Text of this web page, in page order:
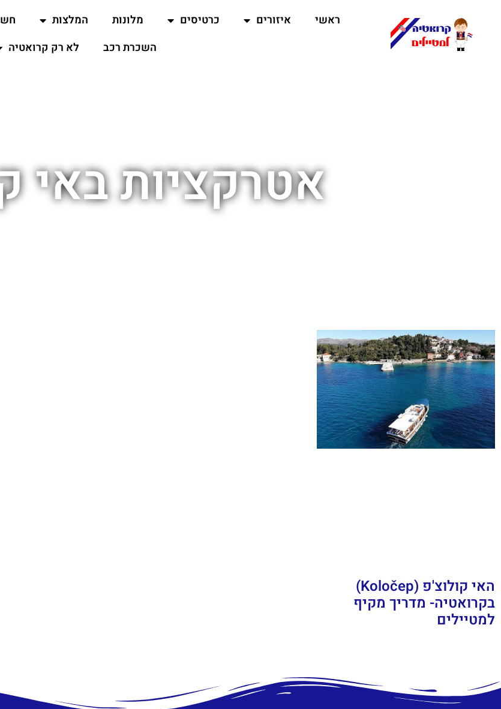
ראשי איזורים כרטיסים מלונות המלצות
השכרת רכב
לא רק קרואטיה
אטרקציות באי
האי קולוצ'פ (Koločep)
בקרואטיה- מדריך מקיף
למטיילים